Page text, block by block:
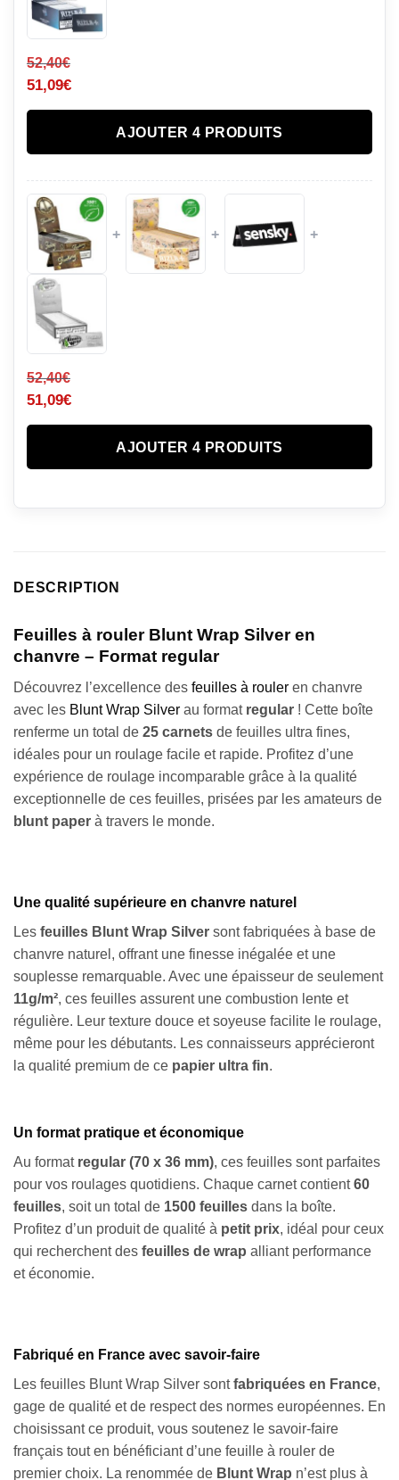
52,40€
51,09€
AJOUTER 4 PRODUITS
+ + +
52,40€
51,09€
AJOUTER 4 PRODUITS
DESCRIPTION
Feuilles à rouler Blunt Wrap Silver en
chanvre – Format regular
Découvrez l’excellence des feuilles à rouler en chanvre
avec les Blunt Wrap Silver au format regular ! Cette boîte
renferme un total de 25 carnets de feuilles ultra fines,
idéales pour un roulage facile et rapide. Profitez d’une
expérience de roulage incomparable grâce à la qualité
exceptionnelle de ces feuilles, prisées par les amateurs de
blunt paper à travers le monde.
Une qualité supérieure en chanvre naturel
Les feuilles Blunt Wrap Silver sont fabriquées à base de
chanvre naturel, offrant une finesse inégalée et une
souplesse remarquable. Avec une épaisseur de seulement
11g/m², ces feuilles assurent une combustion lente et
régulière. Leur texture douce et soyeuse facilite le roulage,
même pour les débutants. Les connaisseurs apprécieront
la qualité premium de ce papier ultra fin.
Un format pratique et économique
Au format regular (70 x 36 mm), ces feuilles sont parfaites
pour vos roulages quotidiens. Chaque carnet contient60
feuilles, soit un total de 1500 feuilles dans la boîte.
Profitez d’un produit de qualité à petit prix, idéal pour ceux
qui recherchent des feuilles de wrap alliant performance
et économie.
Fabriqué en France avec savoir-faire
Les feuilles Blunt Wrap Silver sontfabriquées en France,
gage de qualité et de respect des normes européennes. En
choisissant ce produit, vous soutenez le savoir-faire
français tout en bénéficiant d’une feuille à rouler de
premier choix. La renommée de Blunt Wrap n’est plus à